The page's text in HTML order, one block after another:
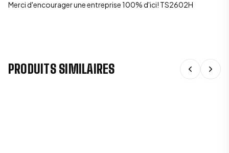
Merci d'encourager une entreprise 100% d'ici! TS2602H
PRODUITS SIMILAIRES